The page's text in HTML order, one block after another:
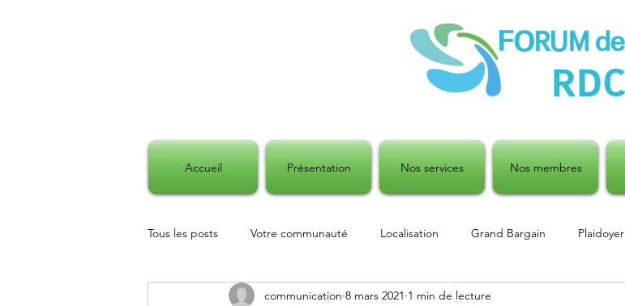
Accueil Présentation Nos services Nos membres
Tous les posts Votre communauté Localisation Grand Bargain Plaidoyer
Obstacles administratifs Accès humanitaire Emploi
communication 8 mars 2021 1 min de lecture